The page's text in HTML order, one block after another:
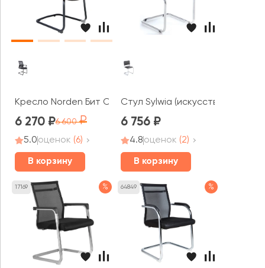
Кресло Norden Бит CF
6 270 6 600
5.0оценок (6)
В корзину
Стул Sylwia (искусственная
6 756
4.8оценок (2)
В корзину
17169 % 64849 %